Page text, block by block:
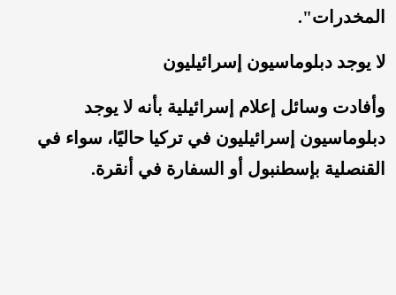
المخدرات".
لا يوجد دبلوماسيون إسرائيليون
وأفادت وسائل إعلام إسرائيلية بأنه لا يوجد
دبلوماسيون إسرائيليون في تركيا حاليًا، سواء في
القنصلية بإسطنبول أو السفارة في أنقرة.